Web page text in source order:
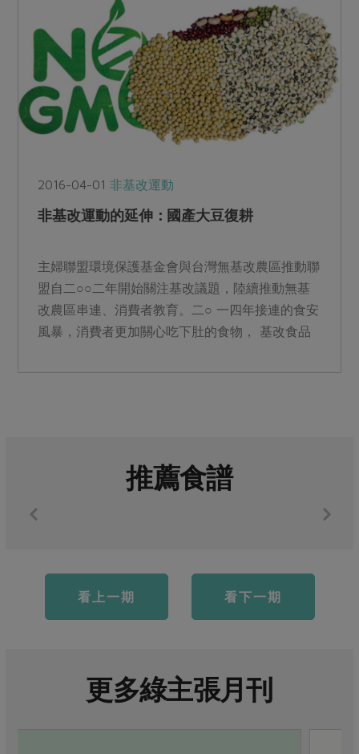
2016-04-01非基改運動
非基改運動的延伸：國產大豆復耕
主婦聯盟環境保護基金會與台灣無基改農區推動聯
盟自二○○二年開始關注基改議題，陸續推動無基
改農區串連、消費者教育。二○ 一四年接連的食安
風暴，消費者更加關心吃下肚的食物， 基改食品
推薦食譜
看上一期 看下一期
更多綠主張月刊